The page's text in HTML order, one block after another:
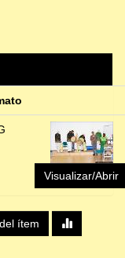
Visualizar/Abrir
ítem